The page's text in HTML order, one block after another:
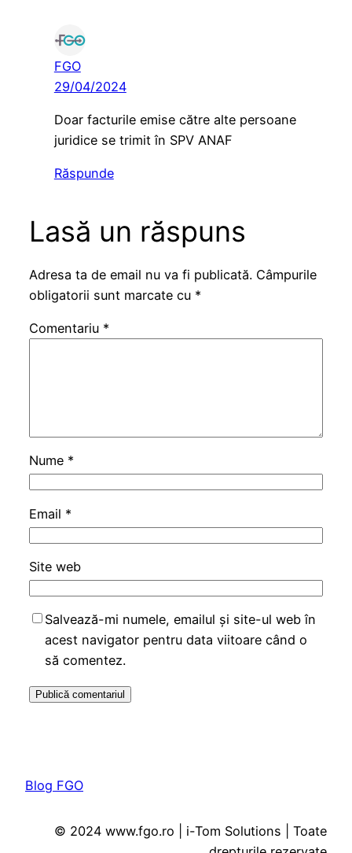
FGO
29/04/2024
Doar facturile emise către alte persoane
juridice se trimit în SPV ANAF
Răspunde
Lasă un răspuns
Adresa ta de email nu va fi publicată. Câmpurile
obligatorii sunt marcate cu *
Comentariu *
Nume *
Email *
Site web
Salvează-mi numele, emailul și site-ul web în
acest navigator pentru data viitoare când o
să comentez.
Blog FGO
© 2024 www.fgo.ro | i-Tom Solutions | Toate